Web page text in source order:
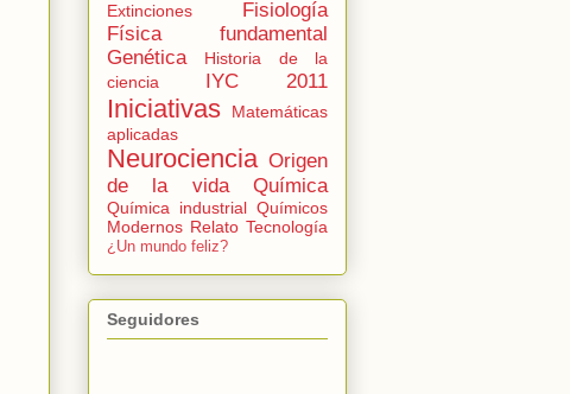
Extinciones
Fisiología
Física fundamental
Genética
Historia de la
ciencia
IYC 2011
Iniciativas
Matemáticas
aplicadas
Neurociencia Origen
de la vida
Química
Química industrial Químicos
Modernos Relato Tecnología
¿Un mundo feliz?
Seguidores